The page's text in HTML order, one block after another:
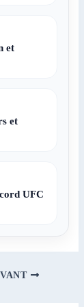
et
et
UFC